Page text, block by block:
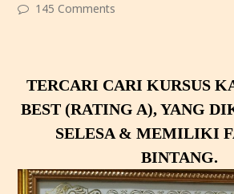
145 Comments
TERCARI CARI KURSUS
BEST (RATING A), YANG
SELESA & MEMILIKI
BINTANG.